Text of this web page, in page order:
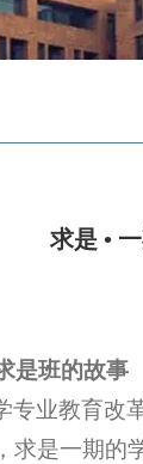
求是 •
是班的故事
专业教育改
求是一期的